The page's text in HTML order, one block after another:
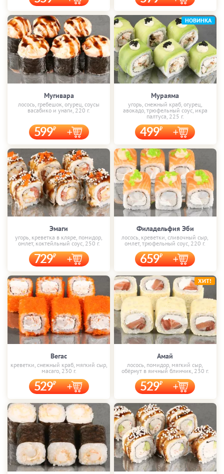
Мугивара
лосось, гребешок, огурец, соусы
васабико и унаги, 220 г.
599
Мураяма
угорь, снежный краб, огурец,
авокадо, трюфельный соус, икра
палтуса, 225 г.
499
НОВИНКА
Эмаги
угорь, креветка в кляре, помидор,
омлет, коктейльный соус, 250 г.
729
Филадельфия Эби
лосось, креветки, сливочный сыр,
омлет, трюфельный соус, 220 г.
659
Вегас
креветки, снежный краб, мягкий сыр,
масаго, 230 г.
529
Амай
лосось, помидор, мягкий сыр,
обёрнут в яичный блинчик, 230 г.
529
ХИТ!